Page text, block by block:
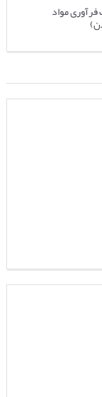
مواد